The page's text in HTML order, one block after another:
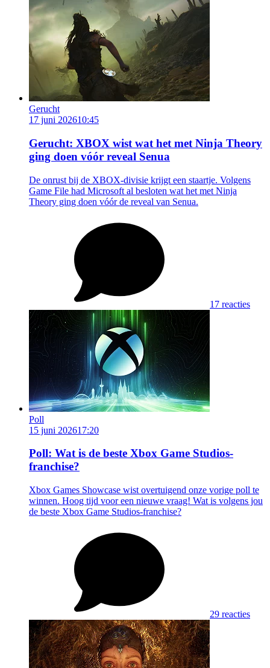
Gerucht
17 juni 202610:45
Gerucht: XBOX wist wat het met Ninja Theory
ging doen vóór reveal Senua
De onrust bij de XBOX-divisie krijgt een staartje. Volgens
Game File had Microsoft al besloten wat het met Ninja
Theory ging doen vóór de reveal van Senua.
17 reacties
Poll
15 juni 202617:20
Poll: Wat is de beste Xbox Game Studios-
franchise?
Xbox Games Showcase wist overtuigend onze vorige poll te
winnen. Hoog tijd voor een nieuwe vraag! Wat is volgens jou
de beste Xbox Game Studios-franchise?
29 reacties